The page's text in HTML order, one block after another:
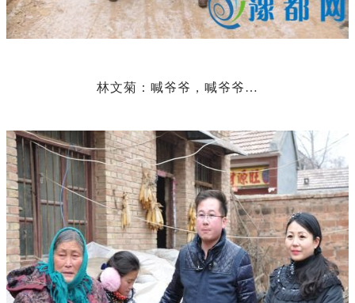
林文菊：喊爷爷，喊爷爷…